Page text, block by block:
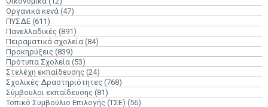
Οργανικά κενά (47)
ΠΥΣΔΕ (611)
Πανελλαδικές (891)
Πειραματικά σχολεία (84)
Προκηρύξεις (839)
Πρότυπα Σχολεία (53)
Στελέχη εκπαίδευσης (24)
Σχολικές Δραστηριότητες (768)
Σύμβουλοι εκπαίδευσης (81)
Τοπικό Συμβούλιο Επιλογής (ΤΣΕ) (56)